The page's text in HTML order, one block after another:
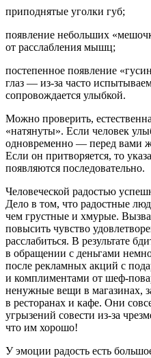
приподнятые уголки губ;
появление небольших
от расслабления мышц;
постепенное появление
глаз — из-за часто
сопровождается улыбкой.
Можно проверить,
«натянуты». Если человек
одновременно — перед вами
Если он притворяется, то
появляются последовательно.
Человеческой радостью
Дело в том, что радостные
чем грустные и хмурые.
повысить чувство
расслабиться. В результате
в обращении с деньгами
после рекламных акций с
и комплиментами от шеф-
ненужные вещи в магазинах,
в ресторанах и кафе. Они
угрызений совести из-за
что им хорошо!
У эмоции радость есть